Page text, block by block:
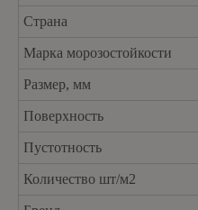
Страна
Марка морозостойкости
Размер, мм
Поверхность
Пустотность
Количество шт/м2